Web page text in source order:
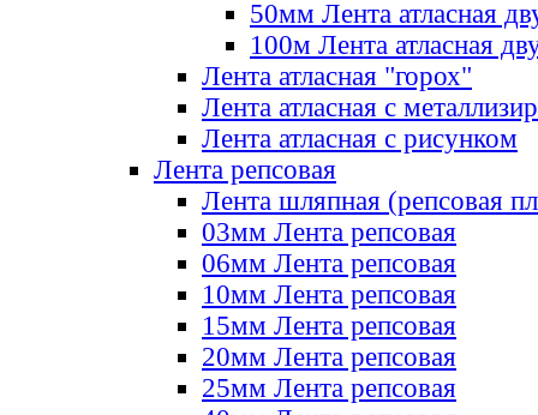
50мм Лента атласная
100м Лента атласная
Лента атласная "горох"
Лента атласная с
Лента атласная с рисунком
Лента репсовая
Лента шляпная (репсовая
03мм Лента репсовая
06мм Лента репсовая
10мм Лента репсовая
15мм Лента репсовая
20мм Лента репсовая
25мм Лента репсовая